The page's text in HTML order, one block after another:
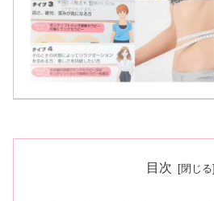
目次